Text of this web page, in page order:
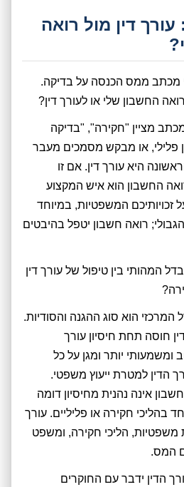
דין מול רואה
מכתב ממס הכנסה על בדיקה.
החשבון שלי או לעורך דין?
מציין "חקירה", "בדיקה
פלילי, או מבקש מסמכים מעבר
היא עורך דין. אם זו
החשבון הוא איש המקצוע
על זכויותיכם המשפטיות, במיוחד
רואה חשבון יטפל בהיבטים
המהותי בין טיפול של עורך דין
המרכזי הוא סוג ההגנה והסודיות.
חוסה תחת חיסיון עורך
ומשמעותי יותר ומגן על כל
הדין למטרת ייעוץ משפטי.
אינה נהנית מחיסיון דומה
בהליכי חקירה או פליליים. עורך
משפטיות, הליכי חקירה, ומשפט
המס.
הדין ידבר עם החוקרים